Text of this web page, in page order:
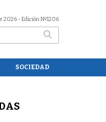
2026 - Edición Nº1206
SOCIEDAD